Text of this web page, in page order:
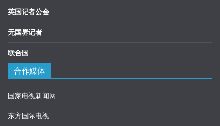
英国记者公会
无国界记者
联合国
合作媒体
国家电视新闻网
东方国际电视